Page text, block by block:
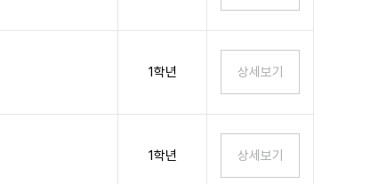
1학년
1학년